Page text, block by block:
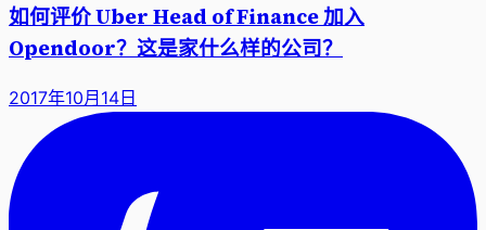
如何评价 Uber Head of Finance 加入
Opendoor？这是家什么样的公司？
2017年10月14日